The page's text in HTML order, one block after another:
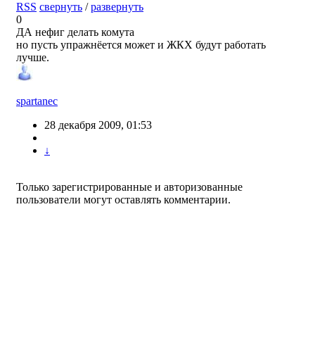
RSS свернуть /развернуть
0
ДА нефиг делать комута
но пусть упражнёется может и ЖКХ будут работать
лучше.
spartanec
28 декабря 2009, 01:53
↓
Только зарегистрированные и авторизованные
пользователи могут оставлять комментарии.